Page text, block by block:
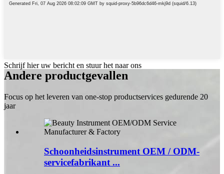
Schrijf hier uw bericht en stuur het naar ons
Andere productgevallen
Focus op het leveren van one-stop productservices gedurende 20
jaar
Schoonheidsinstrument OEM / ODM-
servicefabrikant ...